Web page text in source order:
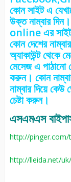
কোন সাইট এ
উক্ত নাম্বার
online এর সাইট
কোন দেশের
অ্যাকাউন্ট থেকে
মেসেজ এ পাঠানো
করুন। কোন
নাম্বার দিয়ে কেউ
চেষ্টা করুন।
এসএমএস
http://
http://lleida.net/uk/